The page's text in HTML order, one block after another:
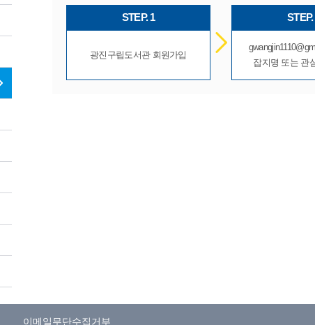
STEP. 1
광진구립도서관 회원가입
STEP.
잡지명 또는 관
이메일무단수집거부